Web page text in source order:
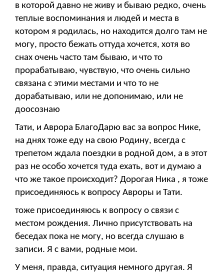
в которой давно не живу и бываю редко, очень
теплые воспоминания и людей и места в
котором я родилась, но находится долго там не
могу, просто бежать оттуда хочется, хотя во
снах очень часто там бываю, и что то
прорабатываю, чувствую, что очень сильно
связана с этими местами и что то не
дорабатываю, или не допонимаю, или не
доосознаю
Тати, и Аврора БлагоДарю вас за вопрос Нике,
на днях тоже еду на свою Родину, всегда с
трепетом ждала поездки в родной дом, а в этот
раз не особо хочется туда ехать, вот и думаю а
что же такое происходит? Дорогая Ника , я тоже
присоединяюсь к вопросу Авроры и Тати.
тоже присоединяюсь к вопросу о связи с
местом рождения. Лично присутствовать на
беседах пока не могу, но всегда слушаю в
записи. Я с вами, родные мои.
У меня, правда, ситуация немного другая. Я